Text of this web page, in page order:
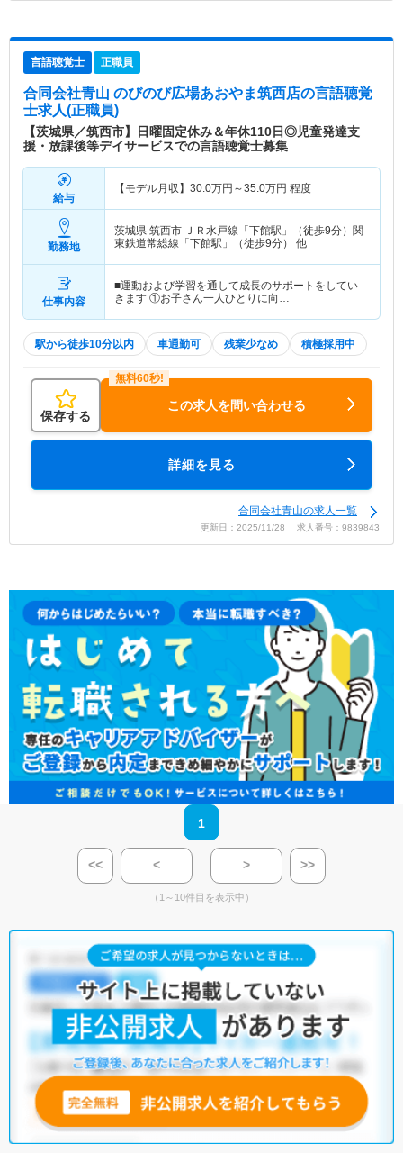
言語聴覚士 正職員
合同会社青山 のびのび広場あおやま筑西店の言語聴覚
士求人(正職員)
【茨城県／筑西市】日曜固定休み＆年休110日◎児童発達支
援・放課後等デイサービスでの言語聴覚士募集
給与
【モデル月収】 30.0万円～35.0万円 程度
勤務地
茨城県 筑西市 ＪＲ水戸線「下館駅」（徒歩9分）関
東鉄道常総線「下館駅」（徒歩9分） 他
仕事内容
■運動および学習を通して成長のサポートをしてい
きます ①お子さん一人ひとりに向…
駅から徒歩10分以内 車通勤可 残業少なめ 積極採用中
保存する
この求人を問い合わせる
詳細を見る
合同会社青山の求人一覧
更新日：2025/11/28 求人番号：9839843
1
<< < > >>
（1～10件目を表示中）